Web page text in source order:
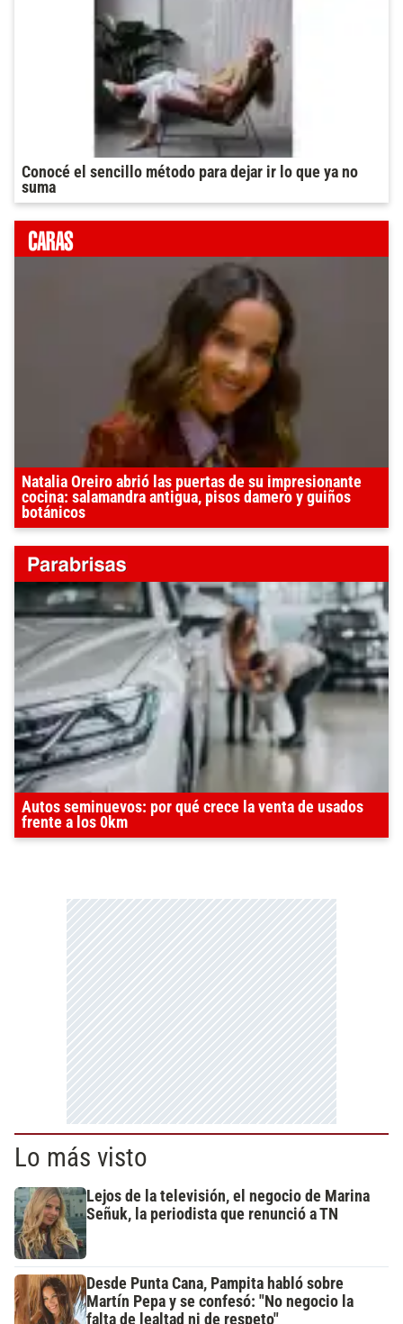
Conocé el sencillo método para dejar ir lo que ya no
suma
Natalia Oreiro abrió las puertas de su impresionante
cocina: salamandra antigua, pisos damero y guiños
botánicos
Autos seminuevos: por qué crece la venta de usados
frente a los 0km
Lo más visto
Lejos de la televisión, el negocio de Marina
Señuk, la periodista que renunció a TN
Desde Punta Cana, Pampita habló sobre
Martín Pepa y se confesó: "No negocio la
falta de lealtad ni de respeto"